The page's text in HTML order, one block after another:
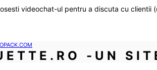
videochat-ul pentru a discuta cu clientii